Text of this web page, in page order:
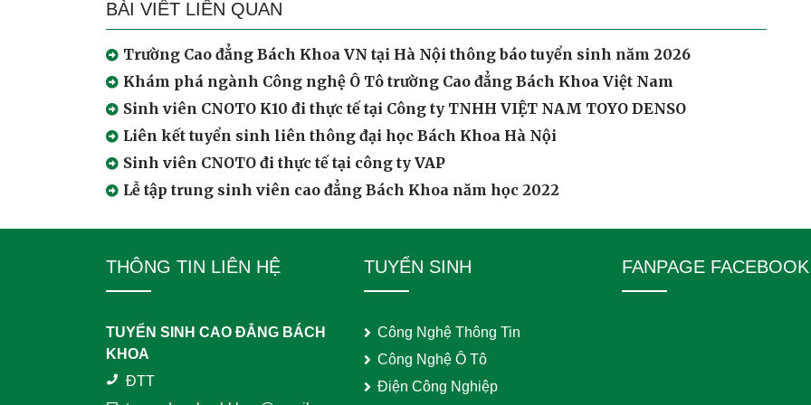
BÀI VIẾT LIÊN QUAN
Trường Cao đẳng Bách Khoa VN tại Hà Nội thông báo tuyển sinh năm 2026
Khám phá ngành Công nghệ Ô Tô trường Cao đẳng Bách Khoa Việt Nam
Sinh viên CNOTO K10 đi thực tế tại Công ty TNHH VIỆT NAM TOYO DENSO
Liên kết tuyển sinh liên thông đại học Bách Khoa Hà Nội
Sinh viên CNOTO đi thực tế tại công ty VAP
Lễ tập trung sinh viên cao đẳng Bách Khoa năm học 2022
THÔNG TIN LIÊN HỆ
TUYỂN SINH CAO ĐẲNG BÁCH
KHOA
ĐTT
TUYỂN SINH
Công Nghệ Thông Tin
Công Nghệ Ô Tô
Điện Công Nghiệp
FANPAGE FACEBOOK